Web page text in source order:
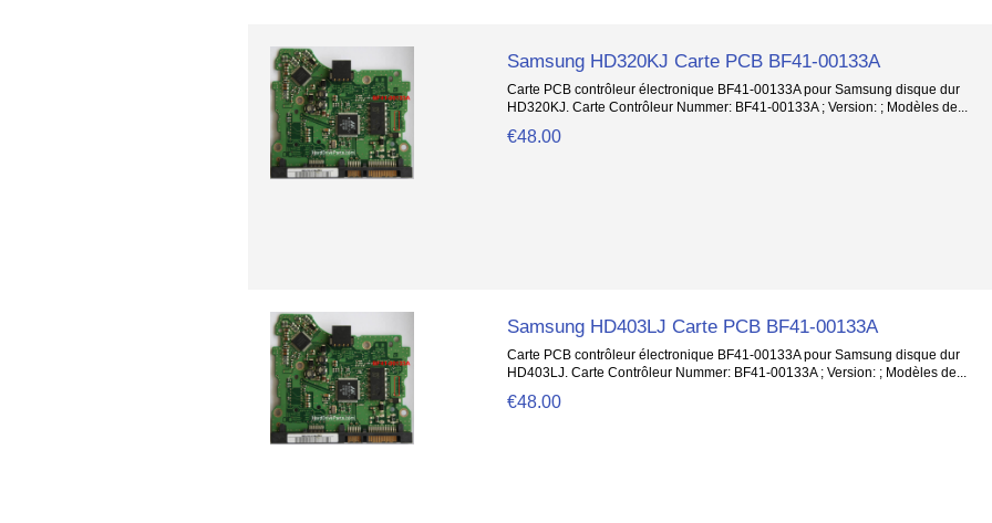
Samsung HD320KJ Carte PCB BF41-00133A
Carte PCB contrôleur électronique BF41-00133A pour Samsung disque dur
HD320KJ. Carte Contrôleur Nummer: BF41-00133A ; Version: ; Modèles de...
€48.00
Samsung HD403LJ Carte PCB BF41-00133A
Carte PCB contrôleur électronique BF41-00133A pour Samsung disque dur
HD403LJ. Carte Contrôleur Nummer: BF41-00133A ; Version: ; Modèles de...
€48.00